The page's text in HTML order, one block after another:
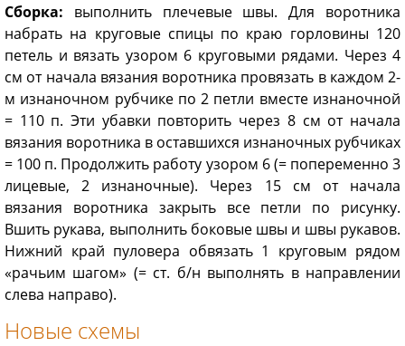
Сборка: выполнить плечевые швы. Для воротника
набрать на круговые спицы по краю горловины 120
петель и вязать узором 6 круговыми рядами. Через 4
см от начала вязания воротника провязать в каждом 2-
м изнаночном рубчике по 2 петли вместе изнаночной
= 110 п. Эти убавки повторить через 8 см от начала
вязания воротника в оставшихся изнаночных рубчиках
= 100 п. Продолжить работу узором 6 (= попеременно 3
лицевые, 2 изнаночные). Через 15 см от начала
вязания воротника закрыть все петли по рисунку.
Вшить рукава, выполнить боковые швы и швы рукавов.
Нижний край пуловера обвязать 1 круговым рядом
«рачьим шагом» (= ст. б/н выполнять в направлении
слева направо).
Новые схемы